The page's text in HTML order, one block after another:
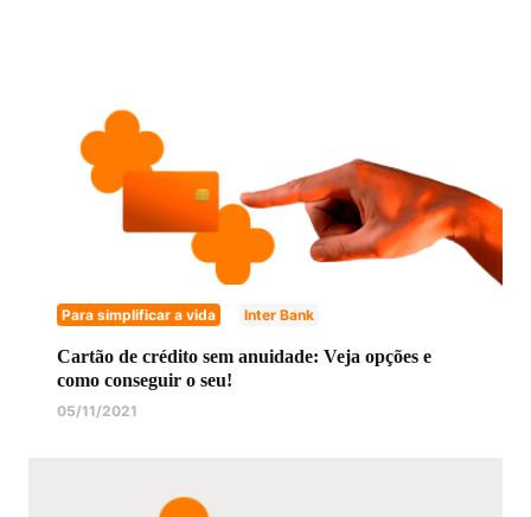
Para simplificar a vida Inter Bank
Cartão de crédito sem anuidade: Veja opções e
como conseguir o seu!
05/11/2021